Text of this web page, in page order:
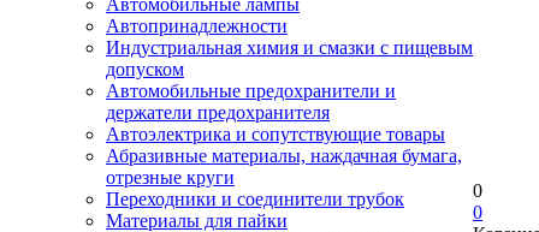
Автомобильные лампы
Автопринадлежности
Индустриальная химия и смазки с пищевым
допуском
Автомобильные предохранители и
держатели предохранителя
Автоэлектрика и сопутствующие товары
Абразивные материалы, наждачная бумага,
отрезные круги
Переходники и соединители трубок
Материалы для пайки
0
0